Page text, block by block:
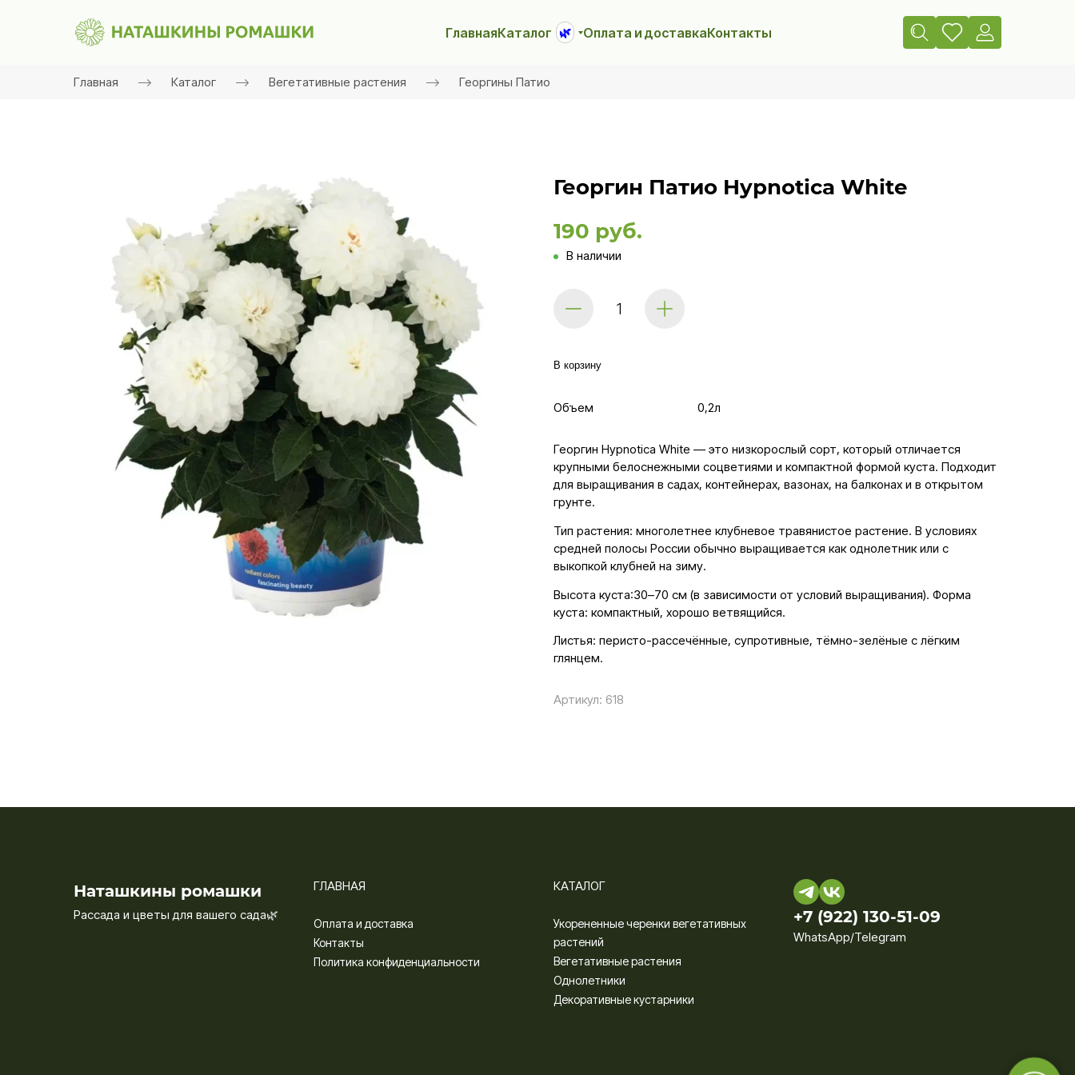
ГлавнаяКаталог 🌿 Оплата и доставкаКонтакты
Главная Каталог Вегетативные растения Георгины Патио
Георгин Патио Hypnotica White
190 руб.
В наличии
В корзину
Объем 0,2л
Георгин Hypnotica White — это низкорослый сорт, который отличается
крупными белоснежными соцветиями и компактной формой куста. Подходит
для выращивания в садах, контейнерах, вазонах, на балконах и в открытом
грунте.
Тип растения: многолетнее клубневое травянистое растение. В условиях
средней полосы России обычно выращивается как однолетник или с
выкопкой клубней на зиму.
Высота куста:30–70 см (в зависимости от условий выращивания). Форма
куста: компактный, хорошо ветвящийся.
Листья: перисто-рассечённые, супротивные, тёмно-зелёные с лёгким
глянцем.
Артикул: 618
Наташкины ромашки
Рассада и цветы для вашего сада🌿
ГЛАВНАЯ
Оплата и доставка
Контакты
Политика конфиденциальности
КАТАЛОГ
Укорененные черенки вегетативных
растений
Вегетативные растения
Однолетники
Декоративные кустарники
+7 (922) 130-51-09‬
WhatsApp/Telegram